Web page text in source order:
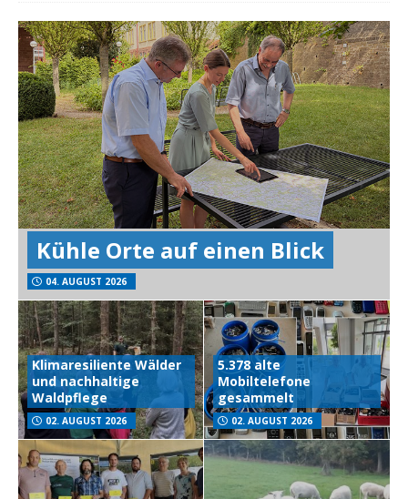
Kühle Orte auf einen Blick
04. AUGUST 2026
Klimaresiliente Wälder
und nachhaltige
Waldpflege
02. AUGUST 2026
5.378 alte
Mobiltelefone
gesammelt
02. AUGUST 2026